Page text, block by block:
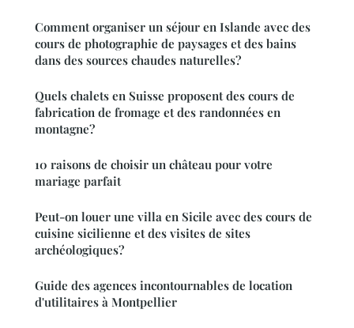
Comment organiser un séjour en Islande avec des
cours de photographie de paysages et des bains
dans des sources chaudes naturelles?
Quels chalets en Suisse proposent des cours de
fabrication de fromage et des randonnées en
montagne?
10 raisons de choisir un château pour votre
mariage parfait
Peut-on louer une villa en Sicile avec des cours de
cuisine sicilienne et des visites de sites
archéologiques?
Guide des agences incontournables de location
d'utilitaires à Montpellier